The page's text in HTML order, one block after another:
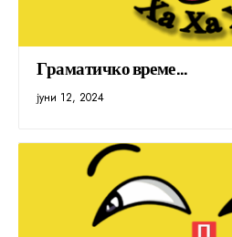
Граматичко време…
јуни 12, 2024